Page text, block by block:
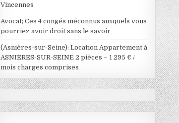
Vincennes
Avocat; Ces 4 congés méconnus auxquels vous
pourriez avoir droit sans le savoir
(Asnières-sur-Seine): Location Appartement à
ASNIÈRES-SUR-SEINE 2 pièces – 1 295 € /
mois charges comprises